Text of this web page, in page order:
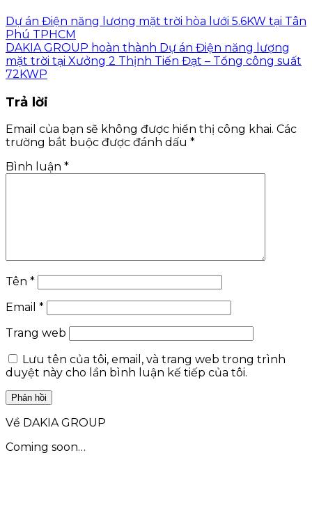
Dự án Điện năng lượng mặt trời hòa lưới 5.6KW tại Tân
Phú TPHCM
DAKIA GROUP hoàn thành Dự án Điện năng lượng
mặt trời tại Xưởng 2 Thịnh Tiến Đạt – Tổng công suất
72KWP
Trả lời
Email của bạn sẽ không được hiển thị công khai. Các
trường bắt buộc được đánh dấu *
Bình luận *
Tên *
Email *
Trang web
Lưu tên của tôi, email, và trang web trong trình
duyệt này cho lần bình luận kế tiếp của tôi.
Về DAKIA GROUP
Coming soon…